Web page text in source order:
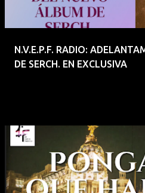
N.V.E.P.F. RADIO:
DE SERCH. EN EXCLUSIVA